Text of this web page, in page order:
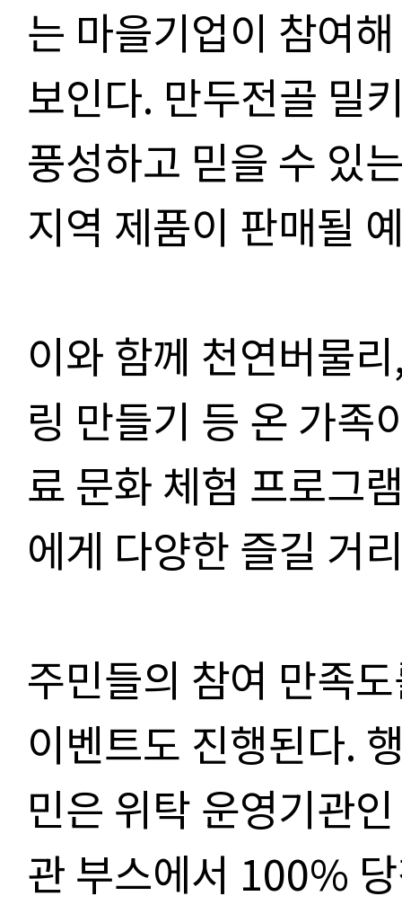
는 마을기업이 참여
보인다. 만두전골 밀
풍성하고 믿을 수 있
지역 제품이 판매될
이와 함께 천연버물리
링 만들기 등 온 가족
료 문화 체험 프로그
에게 다양한 즐길 거
주민들의 참여 만족
이벤트도 진행된다.
민은 위탁 운영기관
관 부스에서 100%